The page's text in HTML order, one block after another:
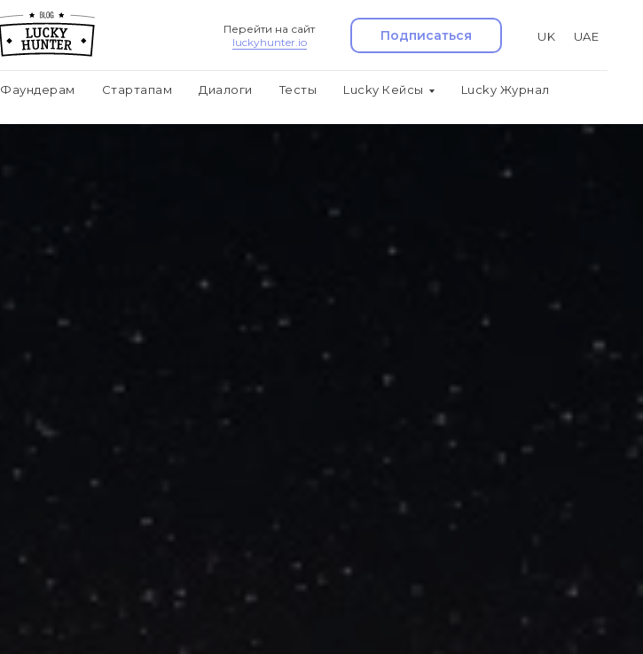
Перейти на сайт
luckyhunter.io
Подписаться UK UAE
Фаундерам Стартапам Диалоги Тесты Lucky Кейсы
Lucky Журнал